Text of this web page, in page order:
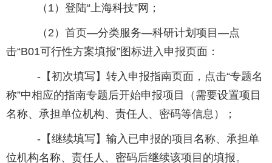
（1）登陆“上海科技”网；
（2）首页—分类服务—科研计划项目—点
击“B01可行性方案填报”图标进入申报页面：
-【初次填写】转入申报指南页面，点击“专题名
称”中相应的指南专题后开始申报项目（需要设置项目
名称、承担单位机构、责任人、密码等信息）；
-【继续填写】输入已申报的项目名称、承担单
位机构名称、责任人、密码后继续该项目的填报。